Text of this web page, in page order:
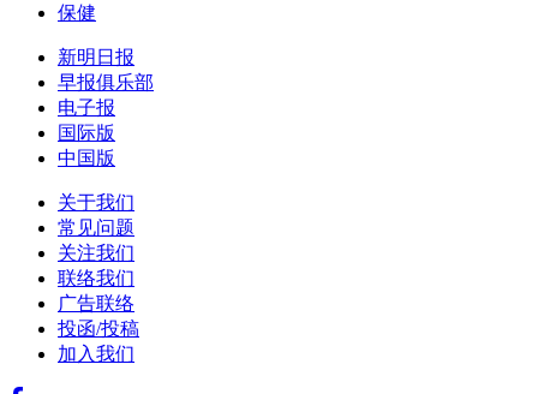
保健
新明日报
早报俱乐部
电子报
国际版
中国版
关于我们
常见问题
关注我们
联络我们
广告联络
投函/投稿
加入我们